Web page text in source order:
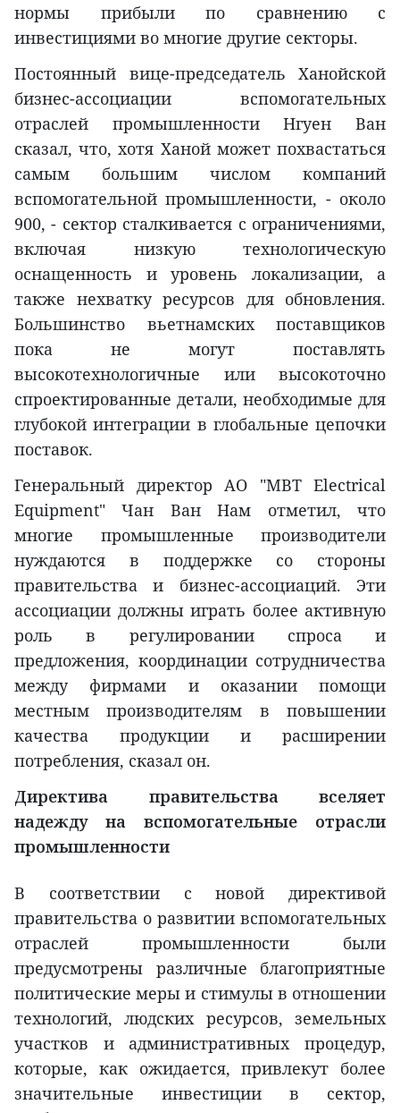
нормы прибыли по сравнению с
инвестициями во многие другие секторы.
Постоянный вице-председатель Ханойской
бизнес-ассоциации вспомогательных
отраслей промышленности Нгуен Ван
сказал, что, хотя Ханой может похвастаться
самым большим числом компаний
вспомогательной промышленности, - около
900, - сектор сталкивается с ограничениями,
включая низкую технологическую
оснащенность и уровень локализации, а
также нехватку ресурсов для обновления.
Большинство вьетнамских поставщиков
пока не могут поставлять
высокотехнологичные или высокоточно
спроектированные детали, необходимые для
глубокой интеграции в глобальные цепочки
поставок.
Генеральный директор АО "MBT Electrical
Equipment" Чан Ван Нам отметил, что
многие промышленные производители
нуждаются в поддержке со стороны
правительства и бизнес-ассоциаций. Эти
ассоциации должны играть более активную
роль в регулировании спроса и
предложения, координации сотрудничества
между фирмами и оказании помощи
местным производителям в повышении
качества продукции и расширении
потребления, сказал он.
Директива правительства вселяет
надежду на вспомогательные отрасли
промышленности
В соответствии с новой директивой
правительства о развитии вспомогательных
отраслей промышленности были
предусмотрены различные благоприятные
политические меры и стимулы в отношении
технологий, людских ресурсов, земельных
участков и административных процедур,
которые, как ожидается, привлекут более
значительные инвестиции в сектор,